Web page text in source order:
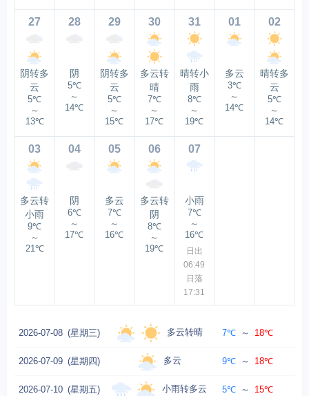
27
阴转多
云
5℃
～
13℃
28
阴
5℃
～
14℃
29
阴转多
云
5℃
～
15℃
30
多云转
晴
7℃
～
17℃
31
晴转小
雨
8℃
～
19℃
01
多云
3℃
～
14℃
02
晴转多
云
5℃
～
14℃
03
多云转
小雨
9℃
～
21℃
04
阴
6℃
～
17℃
05
多云
7℃
～
16℃
06
多云转
阴
8℃
～
19℃
07
小雨
7℃
～
16℃
日出
06:49
日落
17:31
2026-07-08 (星期三) 多云转晴 7℃ ～ 18℃
2026-07-09 (星期四) 多云 9℃ ～ 18℃
2026-07-10 (星期五) 小雨转多云 5℃ ～ 15℃